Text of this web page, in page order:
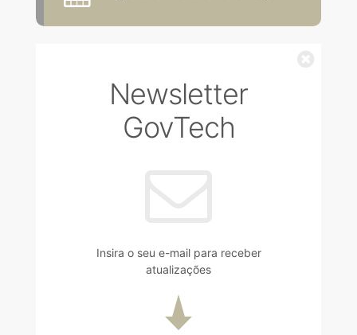
Newsletter
GovTech
Insira o seu e-mail para receber
atualizações